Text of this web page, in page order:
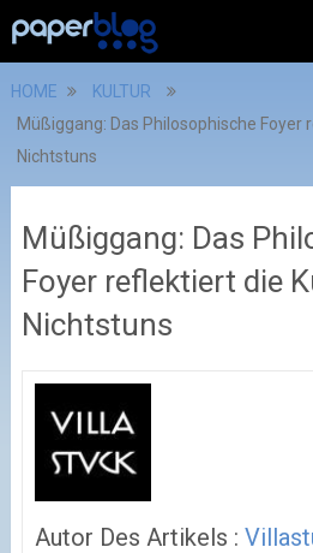
HOME
KULTUR
Müßiggang: Das Philosophische Foyer
Nichtstuns
Müßiggang: Das
Foyer reflektiert die
Nichtstuns
Autor Des Artikels :